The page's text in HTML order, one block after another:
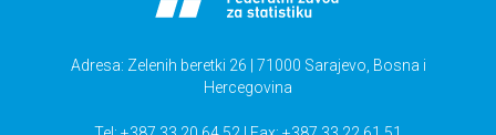
Adresa: Zelenih beretki 26 | 71000 Sarajevo, Bosna i
Hercegovina